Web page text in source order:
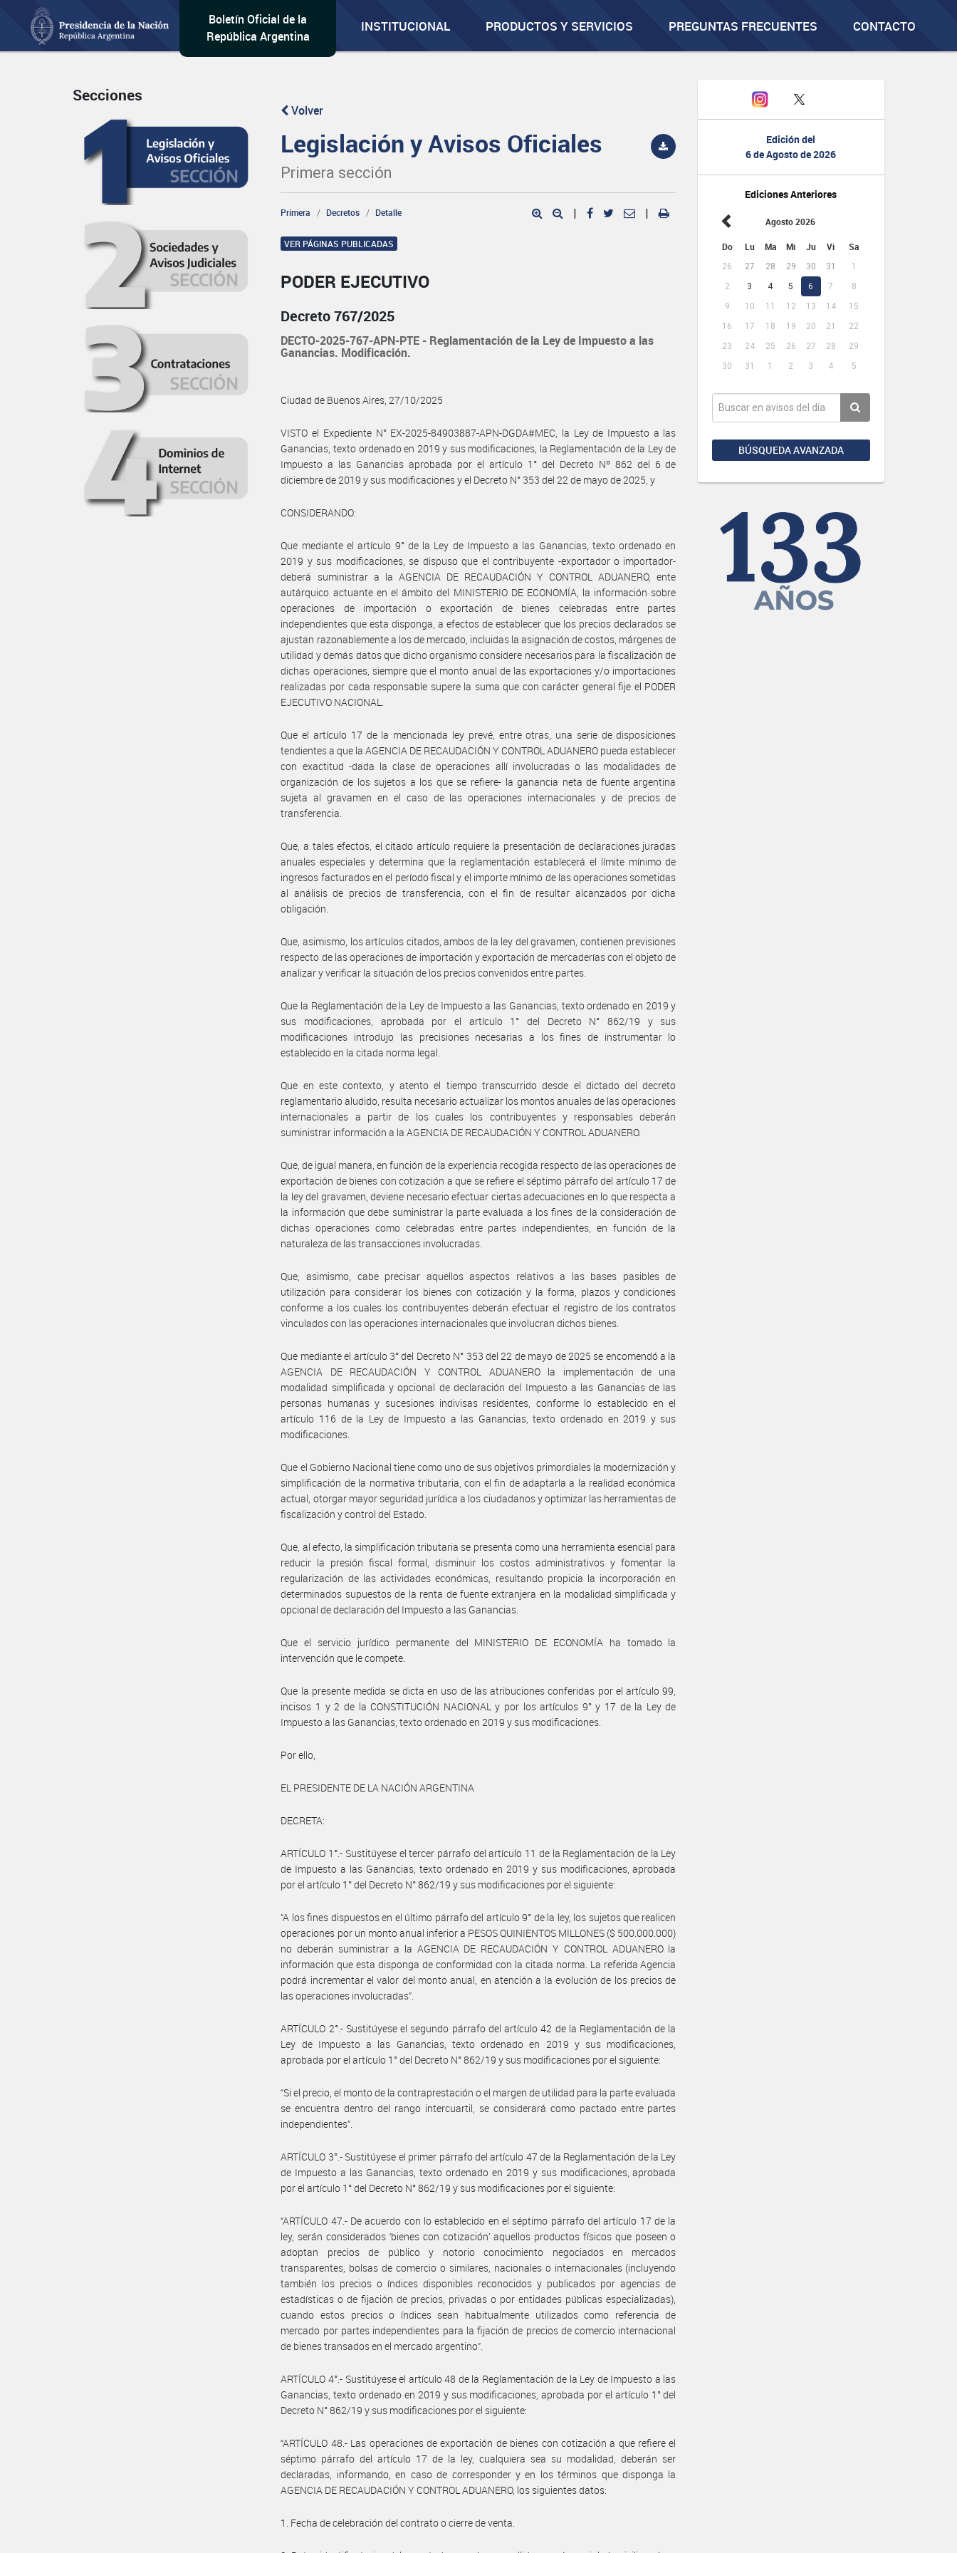
Boletín Oficial de la
República Argentina
INSTITUCIONAL PRODUCTOS Y SERVICIOS PREGUNTAS FRECUENTES CONTACTO
Edición del
6 de Agosto de 2026
Ediciones Anteriores
Agosto 2026
Do Lu Ma Mi Ju Vi Sa
26 27 28 29 30 31
1
2
3 4 5 6 7
8
9
10 11 12 13 14
15
16
17 18 19 20 21
22
23
24 25 26 27 28
29
30
31 1 2 3 4 5
BÚSQUEDA AVANZADA
Secciones
Volver
Legislación y Avisos Oficiales
Primera sección
Primera Decretos Detalle | |
VER PÁGINAS PUBLICADAS
PODER EJECUTIVO
Decreto 767/2025
DECTO-2025-767-APN-PTE - Reglamentación de la Ley de Impuesto a las
Ganancias. Modificación.
Ciudad de Buenos Aires, 27/10/2025
VISTO el Expediente N° EX-2025-84903887-APN-DGDA#MEC, la Ley de Impuesto a las
Ganancias, texto ordenado en 2019 y sus modificaciones, la Reglamentación de la Ley de
Impuesto a las Ganancias aprobada por el artículo 1° del Decreto Nº 862 del 6 de
diciembre de 2019 y sus modificaciones y el Decreto N° 353 del 22 de mayo de 2025, y
CONSIDERANDO:
Que mediante el artículo 9° de la Ley de Impuesto a las Ganancias, texto ordenado en
2019 y sus modificaciones, se dispuso que el contribuyente -exportador o importador-
deberá suministrar a la AGENCIA DE RECAUDACIÓN Y CONTROL ADUANERO, ente
autárquico actuante en el ámbito del MINISTERIO DE ECONOMÍA, la información sobre
operaciones de importación o exportación de bienes celebradas entre partes
independientes que esta disponga, a efectos de establecer que los precios declarados se
ajustan razonablemente a los de mercado, incluidas la asignación de costos, márgenes de
utilidad y demás datos que dicho organismo considere necesarios para la fiscalización de
dichas operaciones, siempre que el monto anual de las exportaciones y/o importaciones
realizadas por cada responsable supere la suma que con carácter general fije el PODER
EJECUTIVO NACIONAL.
Que el artículo 17 de la mencionada ley prevé, entre otras, una serie de disposiciones
tendientes a que la AGENCIA DE RECAUDACIÓN Y CONTROL ADUANERO pueda establecer
con exactitud -dada la clase de operaciones allí involucradas o las modalidades de
organización de los sujetos a los que se refiere- la ganancia neta de fuente argentina
sujeta al gravamen en el caso de las operaciones internacionales y de precios de
transferencia.
Que, a tales efectos, el citado artículo requiere la presentación de declaraciones juradas
anuales especiales y determina que la reglamentación establecerá el límite mínimo de
ingresos facturados en el período fiscal y el importe mínimo de las operaciones sometidas
al análisis de precios de transferencia, con el fin de resultar alcanzados por dicha
obligación.
Que, asimismo, los artículos citados, ambos de la ley del gravamen, contienen previsiones
respecto de las operaciones de importación y exportación de mercaderías con el objeto de
analizar y verificar la situación de los precios convenidos entre partes.
Que la Reglamentación de la Ley de Impuesto a las Ganancias, texto ordenado en 2019 y
sus modificaciones, aprobada por el artículo 1° del Decreto N° 862/19 y sus
modificaciones introdujo las precisiones necesarias a los fines de instrumentar lo
establecido en la citada norma legal.
Que en este contexto, y atento el tiempo transcurrido desde el dictado del decreto
reglamentario aludido, resulta necesario actualizar los montos anuales de las operaciones
internacionales a partir de los cuales los contribuyentes y responsables deberán
suministrar información a la AGENCIA DE RECAUDACIÓN Y CONTROL ADUANERO.
Que, de igual manera, en función de la experiencia recogida respecto de las operaciones de
exportación de bienes con cotización a que se refiere el séptimo párrafo del artículo 17 de
la ley del gravamen, deviene necesario efectuar ciertas adecuaciones en lo que respecta a
la información que debe suministrar la parte evaluada a los fines de la consideración de
dichas operaciones como celebradas entre partes independientes, en función de la
naturaleza de las transacciones involucradas.
Que, asimismo, cabe precisar aquellos aspectos relativos a las bases pasibles de
utilización para considerar los bienes con cotización y la forma, plazos y condiciones
conforme a los cuales los contribuyentes deberán efectuar el registro de los contratos
vinculados con las operaciones internacionales que involucran dichos bienes.
Que mediante el artículo 3° del Decreto N° 353 del 22 de mayo de 2025 se encomendó a la
AGENCIA DE RECAUDACIÓN Y CONTROL ADUANERO la implementación de una
modalidad simplificada y opcional de declaración del Impuesto a las Ganancias de las
personas humanas y sucesiones indivisas residentes, conforme lo establecido en el
artículo 116 de la Ley de Impuesto a las Ganancias, texto ordenado en 2019 y sus
modificaciones.
Que el Gobierno Nacional tiene como uno de sus objetivos primordiales la modernización y
simplificación de la normativa tributaria, con el fin de adaptarla a la realidad económica
actual, otorgar mayor seguridad jurídica a los ciudadanos y optimizar las herramientas de
fiscalización y control del Estado.
Que, al efecto, la simplificación tributaria se presenta como una herramienta esencial para
reducir la presión fiscal formal, disminuir los costos administrativos y fomentar la
regularización de las actividades económicas, resultando propicia la incorporación en
determinados supuestos de la renta de fuente extranjera en la modalidad simplificada y
opcional de declaración del Impuesto a las Ganancias.
Que el servicio jurídico permanente del MINISTERIO DE ECONOMÍA ha tomado la
intervención que le compete.
Que la presente medida se dicta en uso de las atribuciones conferidas por el artículo 99,
incisos 1 y 2 de la CONSTITUCIÓN NACIONAL y por los artículos 9° y 17 de la Ley de
Impuesto a las Ganancias, texto ordenado en 2019 y sus modificaciones.
Por ello,
EL PRESIDENTE DE LA NACIÓN ARGENTINA
DECRETA:
ARTÍCULO 1°.- Sustitúyese el tercer párrafo del artículo 11 de la Reglamentación de la Ley
de Impuesto a las Ganancias, texto ordenado en 2019 y sus modificaciones, aprobada
por el artículo 1° del Decreto N° 862/19 y sus modificaciones por el siguiente:
“A los fines dispuestos en el último párrafo del artículo 9° de la ley, los sujetos que realicen
operaciones por un monto anual inferior a PESOS QUINIENTOS MILLONES ($ 500.000.000)
no deberán suministrar a la AGENCIA DE RECAUDACIÓN Y CONTROL ADUANERO la
información que esta disponga de conformidad con la citada norma. La referida Agencia
podrá incrementar el valor del monto anual, en atención a la evolución de los precios de
las operaciones involucradas”.
ARTÍCULO 2°.- Sustitúyese el segundo párrafo del artículo 42 de la Reglamentación de la
Ley de Impuesto a las Ganancias, texto ordenado en 2019 y sus modificaciones,
aprobada por el artículo 1° del Decreto N° 862/19 y sus modificaciones por el siguiente:
“Si el precio, el monto de la contraprestación o el margen de utilidad para la parte evaluada
se encuentra dentro del rango intercuartil, se considerará como pactado entre partes
independientes”.
ARTÍCULO 3°.- Sustitúyese el primer párrafo del artículo 47 de la Reglamentación de la Ley
de Impuesto a las Ganancias, texto ordenado en 2019 y sus modificaciones, aprobada
por el artículo 1° del Decreto N° 862/19 y sus modificaciones por el siguiente:
“ARTÍCULO 47.- De acuerdo con lo establecido en el séptimo párrafo del artículo 17 de la
ley, serán considerados ‘bienes con cotización’ aquellos productos físicos que poseen o
adoptan precios de público y notorio conocimiento negociados en mercados
transparentes, bolsas de comercio o similares, nacionales o internacionales (incluyendo
también los precios o índices disponibles reconocidos y publicados por agencias de
estadísticas o de fijación de precios, privadas o por entidades públicas especializadas),
cuando estos precios o índices sean habitualmente utilizados como referencia de
mercado por partes independientes para la fijación de precios de comercio internacional
de bienes transados en el mercado argentino”.
ARTÍCULO 4°.- Sustitúyese el artículo 48 de la Reglamentación de la Ley de Impuesto a las
Ganancias, texto ordenado en 2019 y sus modificaciones, aprobada por el artículo 1° del
Decreto N° 862/19 y sus modificaciones por el siguiente:
“ARTÍCULO 48.- Las operaciones de exportación de bienes con cotización a que refiere el
séptimo párrafo del artículo 17 de la ley, cualquiera sea su modalidad, deberán ser
declaradas, informando, en caso de corresponder y en los términos que disponga la
AGENCIA DE RECAUDACIÓN Y CONTROL ADUANERO, los siguientes datos:
1. Fecha de celebración del contrato o cierre de venta.